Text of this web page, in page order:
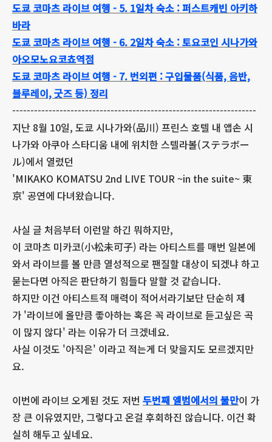
도쿄 코마츠 라이브 여행 - 5. 1일차 숙소 : 퍼스트캐빈 아키하
바라
도쿄 코마츠 라이브 여행 - 6. 2일차 숙소 : 토요코인 시나가와
아오모노요코쵸역점
도쿄 코마츠 라이브 여행 - 7. 번외편 : 구입물품(식품, 음반,
블루레이, 굿즈 등) 정리
-------------------------------------------------------------------
지난 8월 10일, 도쿄 시나가와(品川) 프린스 호텔 내 앱손 시
나가와 아쿠아 스타디움 내에 위치한 스텔라볼(ステラボー
ル)에서 열렸던
'MIKAKO KOMATSU 2nd LIVE TOUR ~in the suite~ 東
京' 공연에 다녀왔습니다.
사실 글 처음부터 이런말 하긴 뭐하지만,
이 코마츠 미카코(小松未可子) 라는 아티스트를 매번 일본에
와서 라이브를 볼 만큼 열성적으로 팬질할 대상이 되겠냐 하고
묻는다면 아직은 판단하기 힘들다 말할 것 같습니다.
하지만 이건 아티스트적 매력이 적어서라기보단 단순히 제
가 '라이브에 올만큼 좋아하는 혹은 꼭 라이브로 듣고싶은 곡
이 많지 않다' 라는 이유가 더 크겠네요.
사실 이것도 '아직은' 이라고 적는게 더 맞을지도 모르겠지만
요.
이번에 라이브 오게된 것도 저번 두번째 앨범에서의 불만이 가
장 큰 이유였지만, 그렇다고 온걸 후회하진 않습니다. 이건 확
실히 해두고 싶네요.